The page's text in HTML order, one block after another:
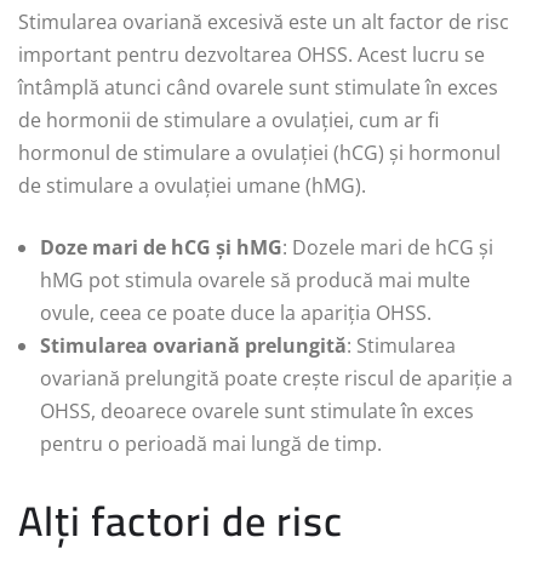
Stimularea ovariană excesivă este un alt factor de risc
important pentru dezvoltarea OHSS. Acest lucru se
întâmplă atunci când ovarele sunt stimulate în exces
de hormonii de stimulare a ovulației, cum ar fi
hormonul de stimulare a ovulației (hCG) și hormonul
de stimulare a ovulației umane (hMG).
Doze mari de hCG și hMG: Dozele mari de hCG și
hMG pot stimula ovarele să producă mai multe
ovule, ceea ce poate duce la apariția OHSS.
Stimularea ovariană prelungită: Stimularea
ovariană prelungită poate crește riscul de apariție a
OHSS, deoarece ovarele sunt stimulate în exces
pentru o perioadă mai lungă de timp.
Alți factori de risc